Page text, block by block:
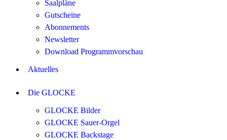
Saalpläne
Gutscheine
Abonnements
Newsletter
Download Programmvorschau
Aktuelles
Die GLOCKE
GLOCKE Bilder
GLOCKE Sauer-Orgel
GLOCKE Backstage